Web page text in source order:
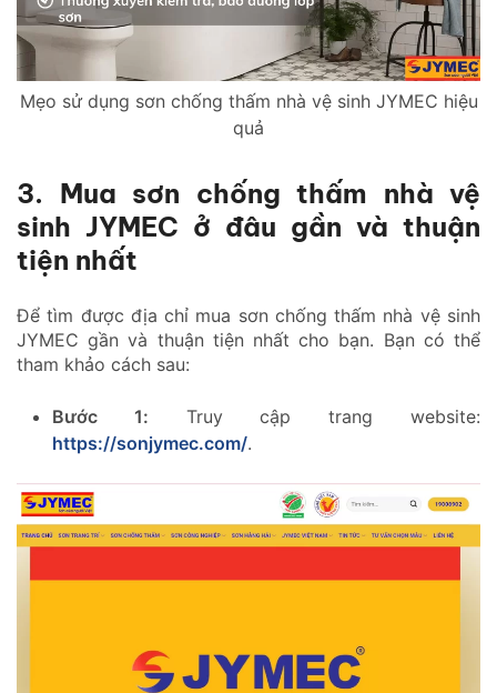
Mẹo sử dụng sơn chống thấm nhà vệ sinh JYMEC hiệu
quả
3. Mua sơn chống thấm nhà vệ
sinh JYMEC ở đâu gần và thuận
tiện nhất
Để tìm được địa chỉ mua sơn chống thấm nhà vệ sinh
JYMEC gần và thuận tiện nhất cho bạn. Bạn có thể
tham khảo cách sau:
Bước 1: Truy cập trang website:
https://sonjymec.com/.